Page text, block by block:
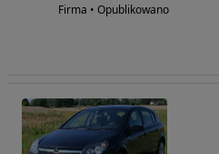
Firma • Opublikowano